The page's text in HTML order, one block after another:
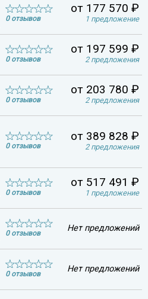
0 отзывов
от 177 570 ₽
1 предложение
0 отзывов
от 197 599 ₽
2 предложения
0 отзывов
от 203 780 ₽
2 предложения
0 отзывов
от 389 828 ₽
2 предложения
0 отзывов
от 517 491 ₽
1 предложение
0 отзывов Нет предложений
0 отзывов Нет предложений